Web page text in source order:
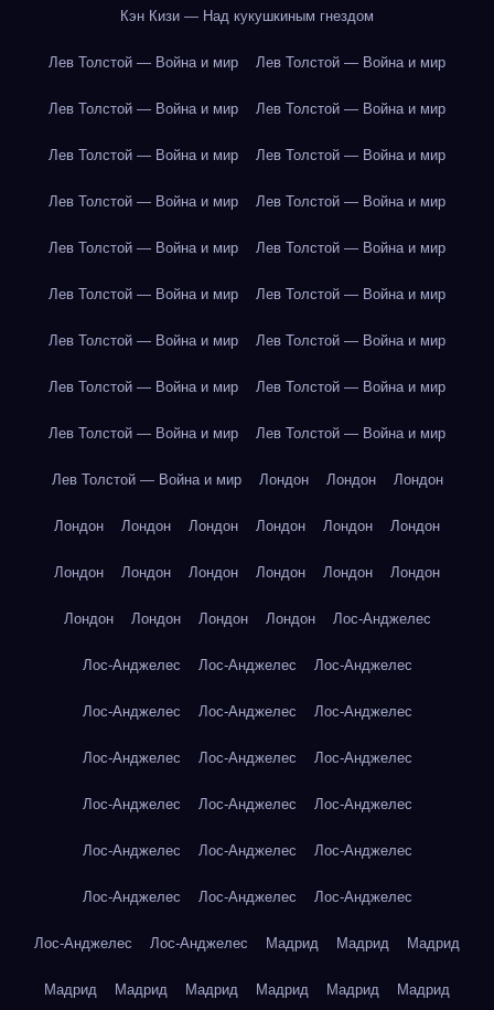
Кэн Кизи — Над кукушкиным гнездом
Лев Толстой — Война и мир Лев Толстой — Война и мир
Лев Толстой — Война и мир Лев Толстой — Война и мир
Лев Толстой — Война и мир Лев Толстой — Война и мир
Лев Толстой — Война и мир Лев Толстой — Война и мир
Лев Толстой — Война и мир Лев Толстой — Война и мир
Лев Толстой — Война и мир Лев Толстой — Война и мир
Лев Толстой — Война и мир Лев Толстой — Война и мир
Лев Толстой — Война и мир Лев Толстой — Война и мир
Лев Толстой — Война и мир Лев Толстой — Война и мир
Лев Толстой — Война и мир Лондон Лондон Лондон
Лондон Лондон Лондон Лондон Лондон Лондон
Лондон Лондон Лондон Лондон Лондон Лондон
Лондон Лондон Лондон Лондон Лос-Анджелес
Лос-Анджелес Лос-Анджелес Лос-Анджелес
Лос-Анджелес Лос-Анджелес Лос-Анджелес
Лос-Анджелес Лос-Анджелес Лос-Анджелес
Лос-Анджелес Лос-Анджелес Лос-Анджелес
Лос-Анджелес Лос-Анджелес Лос-Анджелес
Лос-Анджелес Лос-Анджелес Лос-Анджелес
Лос-Анджелес Лос-Анджелес Мадрид Мадрид Мадрид
Мадрид Мадрид Мадрид Мадрид Мадрид Мадрид